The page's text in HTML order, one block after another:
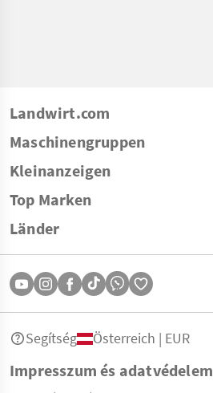
Landwirt.com
Maschinengruppen
Kleinanzeigen
Top Marken
Länder
Impresszum és adatvédelem
Segítség Österreich | EUR